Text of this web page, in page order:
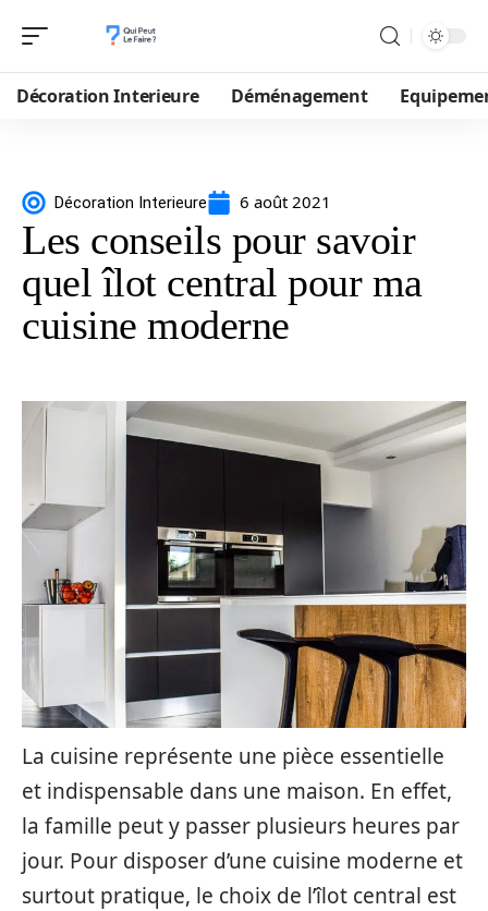
Décoration Interieure Déménagement
Décoration Interieure 6 août 2021
Les conseils pour savoir
quel îlot central pour ma
cuisine moderne
La cuisine représente une pièce essentielle
et indispensable dans une maison. En effet,
la famille peut y passer plusieurs heures par
jour. Pour disposer d’une cuisine moderne et
surtout pratique, le choix de l’îlot central est